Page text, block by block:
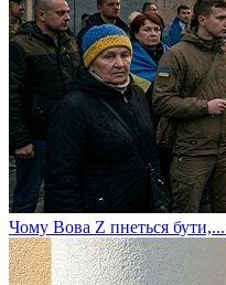
​Чому Вова Z пнеться бути,...